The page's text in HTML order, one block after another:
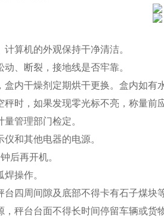
机的外观保持干净清洁。
断裂，接地线是否牢靠。
干燥剂定期烘干更换。盒内如有水
，如果发现零光标不亮，称量前应
管理部门检定。
其他电器的电源。
后再开机。
操作。
周间隙及底部不得卡有石子煤块等
台台面不得长时间停留车辆或货物